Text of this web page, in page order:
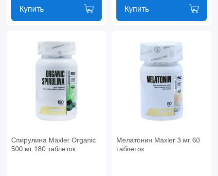
Купить Купить
Спирулина Maxler Organic
500 мг 180 таблеток
Мелатонин Maxler 3 мг 60
таблеток